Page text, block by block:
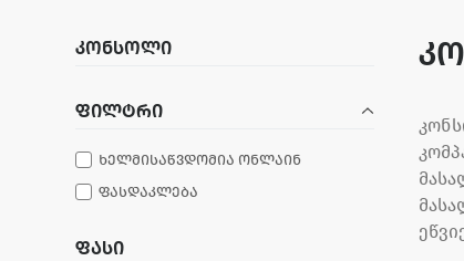
კონსოლი
ფილტრი
ხელმისაწვდომია ონლაინ
ფასდაკლება
ფასი